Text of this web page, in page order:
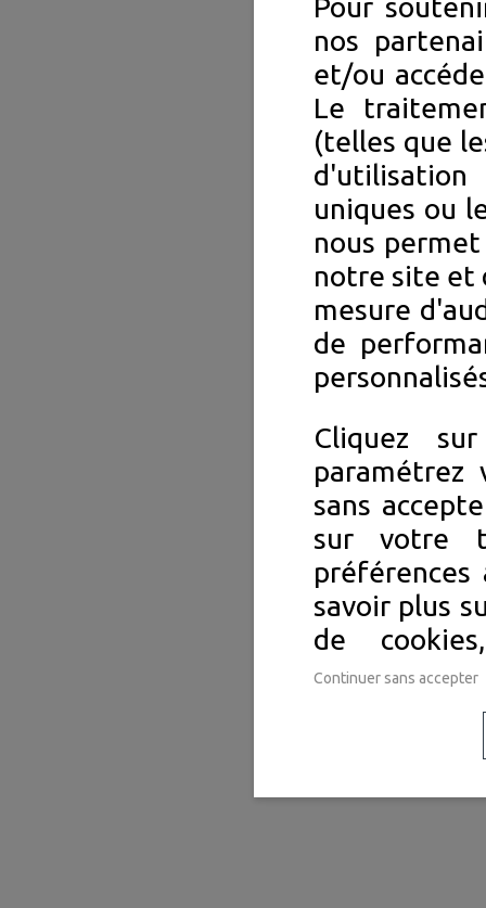
Pour
nos
et/ou
Le
(telles que
d'utilisation
uniques ou
nous
notre site et
mesure
de
Cliquez
paramétrez
sans
sur votre
savoir plus
de
Continuer sans accepter